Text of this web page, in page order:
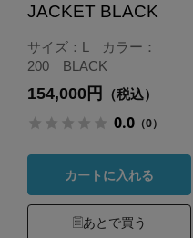
JACKET BLACK
サイズ：L カラー：
200 BLACK
154,000円 （税込）
0.0（0）
カートに入れる
あとで買う